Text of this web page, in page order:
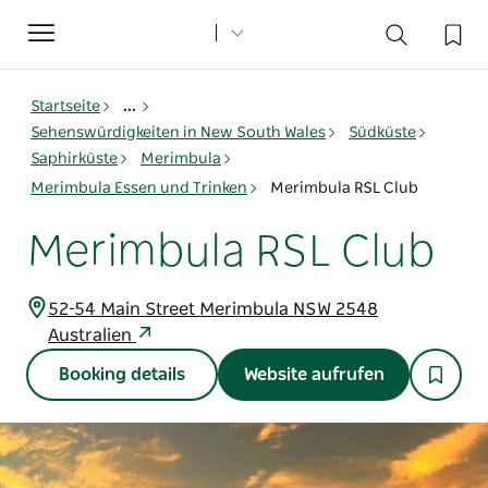
Toggle
navigation
Startseite
...
Sehenswürdigkeiten in New South Wales
Südküste
Saphirküste
Merimbula
Merimbula Essen und Trinken
Merimbula RSL Club
Merimbula RSL Club
52-54 Main Street Merimbula NSW 2548
Australien
Booking details Website aufrufen